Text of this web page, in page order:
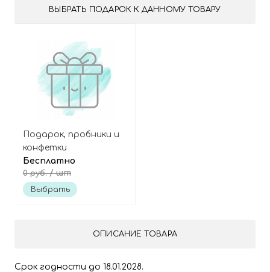
ВЫБРАТЬ ПОДАРОК К ДАННОМУ ТОВАРУ
Подарок, пробники и
конфетки
Бесплатно
0 руб./ шт
Выбрать
ОПИСАНИЕ ТОВАРА
Срок годности до 18.01.2028.